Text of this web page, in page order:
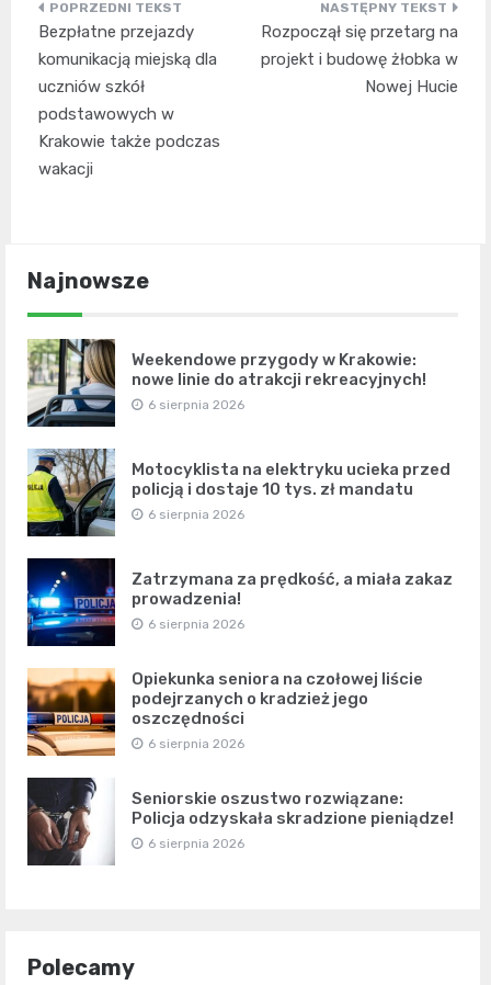
Nawigacja
wpisu
Bezpłatne przejazdy
komunikacją miejską dla
uczniów szkół
podstawowych w
Krakowie także podczas
wakacji
Rozpoczął się przetarg na
projekt i budowę żłobka w
Nowej Hucie
Najnowsze
Weekendowe przygody w Krakowie:
nowe linie do atrakcji rekreacyjnych!
6 sierpnia 2026
Motocyklista na elektryku ucieka przed
policją i dostaje 10 tys. zł mandatu
6 sierpnia 2026
Zatrzymana za prędkość, a miała zakaz
prowadzenia!
6 sierpnia 2026
Opiekunka seniora na czołowej liście
podejrzanych o kradzież jego
oszczędności
6 sierpnia 2026
Seniorskie oszustwo rozwiązane:
Policja odzyskała skradzione pieniądze!
6 sierpnia 2026
Polecamy